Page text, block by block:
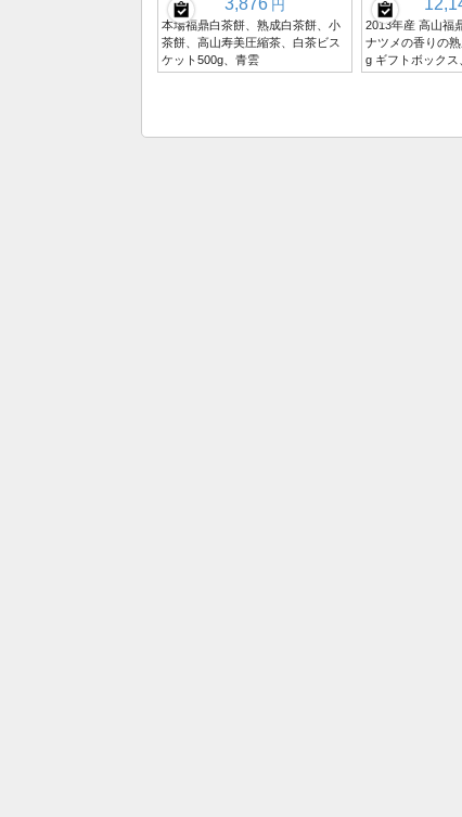
円
本場福鼎白茶餅、熟成白茶餅、小
茶餅、高山寿美圧縮茶、白茶ビス
ケット500g、青雲
2013年産 高山福
ナツメの香りの
g ギフトボック